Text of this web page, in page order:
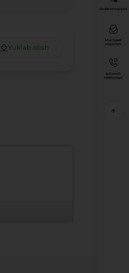
Yuklab olish
Antikorrupsiya
Murojaat
yuborish
Ishonch
telefonlari